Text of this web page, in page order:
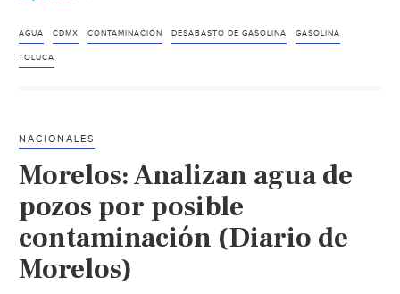
posible
gasolina
en
norte
de
Toluca
(
AGUA CDMX CONTAMINACIÓN DESABASTO DE GASOLINA GASOLINA
TOLUCA
NACIONALES
Morelos: Analizan agua de
pozos por posible
contaminación (Diario de
Morelos)